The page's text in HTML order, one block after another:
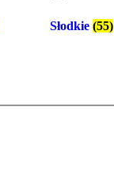
Słodkie (55)